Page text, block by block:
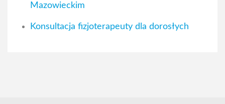
Mazowieckim
Konsultacja fizjoterapeuty dla dorosłych